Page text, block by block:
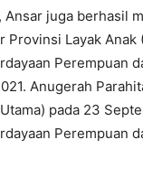
Ansar juga berhasil
Provinsi Layak Anak
Perempuan
Anugerah
pada 23
Perempuan